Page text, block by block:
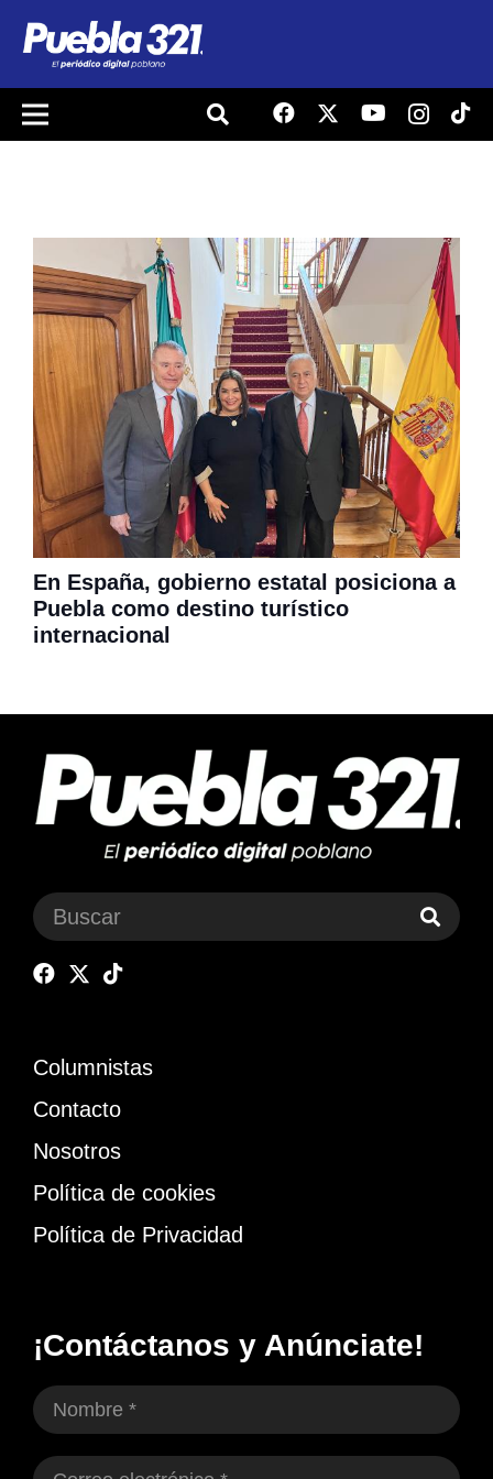
En España, gobierno estatal posiciona a
Puebla como destino turístico
internacional
Columnistas
Contacto
Nosotros
Política de cookies
Política de Privacidad
¡Contáctanos y Anúnciate!